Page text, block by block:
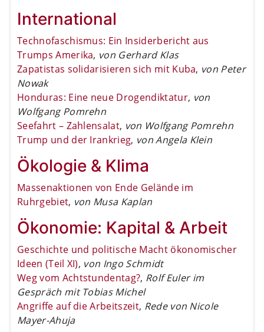
International
Technofaschismus: Ein Insiderbericht aus
Trumps Amerika, von Gerhard Klas
Zapatistas solidarisieren sich mit Kuba, von Peter
Nowak
Honduras: Eine neue Drogendiktatur, von
Wolfgang Pomrehn
Seefahrt – Zahlensalat, von Wolfgang Pomrehn
Trump und der Irankrieg, von Angela Klein
Ökologie & Klima
Massenaktionen von Ende Gelände im
Ruhrgebiet, von Musa Kaplan
Ökonomie: Kapital & Arbeit
Geschichte und politische Macht ökonomischer
Ideen (Teil XI), von Ingo Schmidt
Weg vom Achtstundentag?, Rolf Euler im
Gespräch mit Tobias Michel
Angriffe auf die Arbeitszeit, Rede von Nicole
Mayer-Ahuja